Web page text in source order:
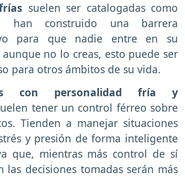
suelen ser catalogadas como
han construido una barrera
para que nadie entre en su
no lo creas, esto puede ser
para otros ámbitos de su vida.
con personalidad fría y
tener un control férreo sobre
Tienden a manejar situaciones
y presión de forma inteligente
que, mientras más control de sí
las decisiones tomadas serán más